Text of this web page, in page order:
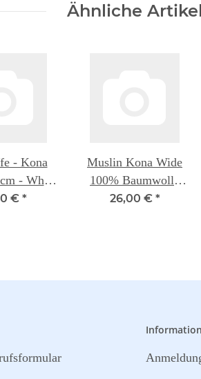
Ähnliche Artikel
- Kona
- White
€ *
Muslin Kona Wide
100% Baumwolle
280cm
26,00 € *